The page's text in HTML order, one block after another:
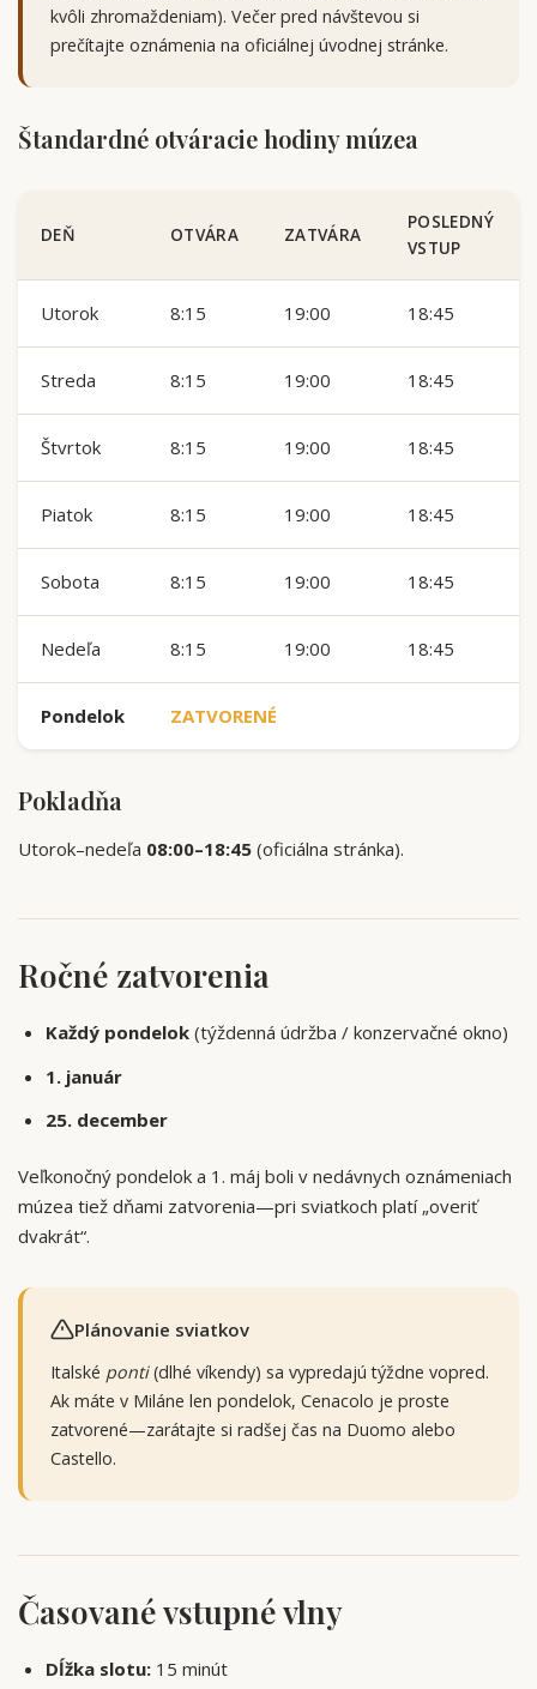
kvôli zhromaždeniam). Večer pred návštevou si
prečítajte oznámenia na oficiálnej úvodnej stránke.
Štandardné otváracie hodiny múzea
DEŇ OTVÁRA ZATVÁRA
POSLEDNÝ
VSTUP
Utorok 8:15 19:00 18:45
Streda 8:15 19:00 18:45
Štvrtok 8:15 19:00 18:45
Piatok 8:15 19:00 18:45
Sobota 8:15 19:00 18:45
Nedeľa 8:15 19:00 18:45
Pondelok ZATVORENÉ
Pokladňa
Utorok–nedeľa 08:00–18:45 (oficiálna stránka).
Ročné zatvorenia
Každý pondelok(týždenná údržba / konzervačné okno)
1. január
25. december
Veľkonočný pondelok a 1. máj boli v nedávnych oznámeniach
múzea tiež dňami zatvorenia—pri sviatkoch platí „overiť
dvakrát“.
Plánovanie sviatkov
Italské ponti(dlhé víkendy) sa vypredajú týždne vopred.
Ak máte v Miláne len pondelok, Cenacolo je proste
zatvorené—zarátajte si radšej čas na Duomo alebo
Castello.
Časované vstupné vlny
Dĺžka slotu:15 minút